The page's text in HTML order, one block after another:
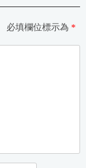
必填欄位標示為 *